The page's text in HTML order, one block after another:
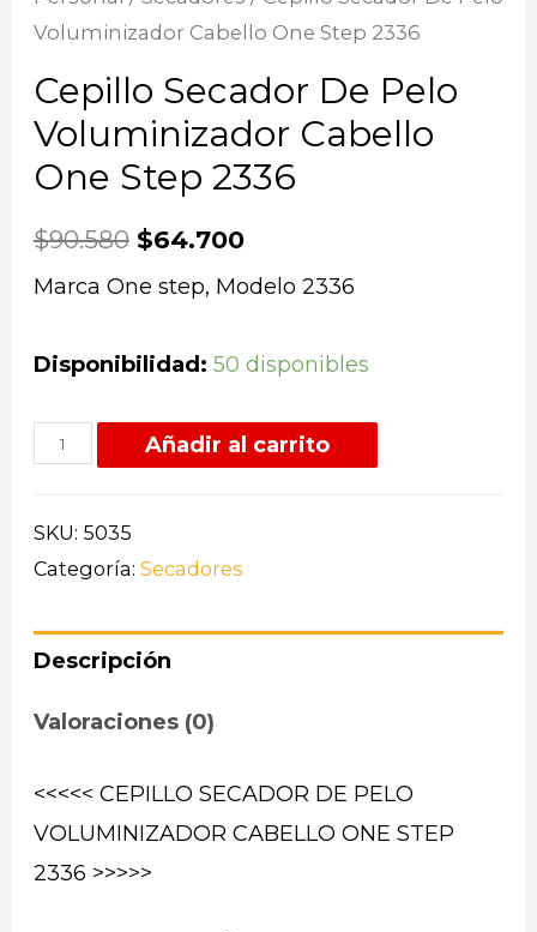
Voluminizador Cabello One Step 2336
Cepillo Secador De Pelo
Voluminizador Cabello
One Step 2336
$90.580 $64.700
Marca One step, Modelo 2336
Disponibilidad: 50 disponibles
Añadir al carrito
SKU: 5035
Categoría: Secadores
Descripción
Valoraciones (0)
<<<<< CEPILLO SECADOR DE PELO
VOLUMINIZADOR CABELLO ONE STEP
2336 >>>>>